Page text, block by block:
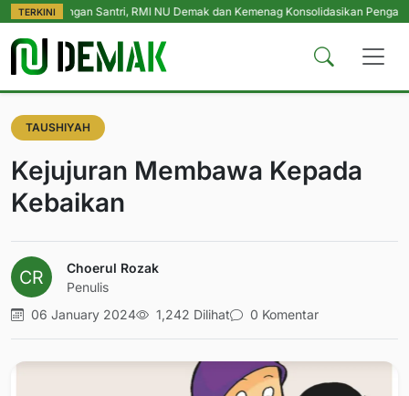
TERKINISantri, RMI NU Demak dan Kemenag Konsolidasikan Pengasuh
TAUSHIYAH
Kejujuran Membawa Kepada
Kebaikan
Choerul Rozak
Penulis
06 January 2024
1,242 Dilihat 0 Komentar